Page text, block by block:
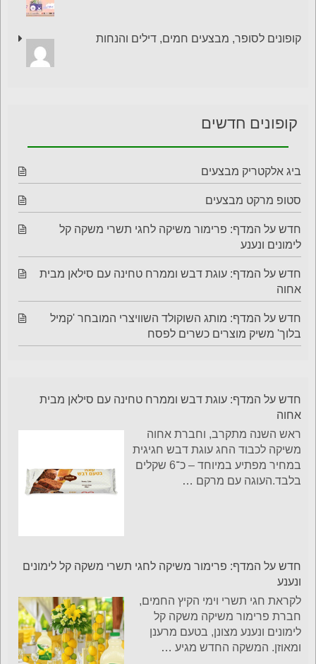
קופונים לסופר, מבצעים חמים, דילים והנחות
קופונים חדשים
ביג אלקטריק מבצעים
סטופ מרקט מבצעים
חדש על המדף: פרימור משיקה לחגי תשרי משקה קל
לימונים ונענע
חדש על המדף: עוגת דבש וממרח טחינה עם סילאן מבית
אחוה
חדש על המדף: מותג השוקולד השוויצרי המובחר 'קמיל
בלוך' משיק מוצרים כשרים לפסח
חדש על המדף: עוגת דבש וממרח טחינה עם סילאן מבית
אחוה
ראש השנה מתקרב, וחברת אחוה
משיקה לכבוד החג עוגת דבש חגיגית
במחיר מפתיע במיוחד – כ־6 שקלים
בלבד.העוגה עם מרקם …
חדש על המדף: פרימור משיקה לחגי תשרי משקה קל לימונים
ונענע
לקראת חגי תשרי וימי הקיץ החמים,
חברת פרימור משיקה משקה קל
לימונים ונענע מצונן, בטעם מרענן
ומאוזן. המשקה החדש מגיע …